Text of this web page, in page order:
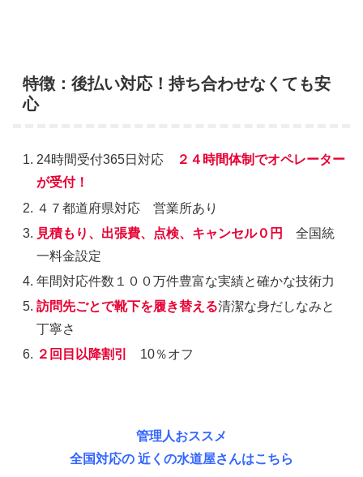
特徴：後払い対応！持ち合わせなくても安
心
24時間受付365日対応
２４時間体制でオペレーター
が受付！
４７都道府県対応 営業所あり
見積もり、出張費、点検、キャンセル０円
全国統
一料金設定
年間対応件数１００万件豊富な実績と確かな技術力
訪問先ごとで靴下を履き替える清潔な身だしなみと
丁寧さ
２回目以降割引
10％オフ
管理人おススメ
全国対応の 近くの水道屋さんはこちら